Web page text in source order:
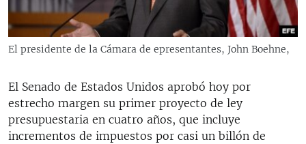
RADIO MARTÍ
ESPECIALES
LA REALIDAD DE LA VIVIENDA EN CUBA
SER VIEJO EN CUBA
KENTU-CUBANO
EDITORIALES
SÍGUENOS
El presidente de la Cámara de epresentantes, John Boehne,
El Senado de Estados Unidos aprobó hoy por
estrecho margen su primer proyecto de ley
presupuestaria en cuatro años, que incluye
incrementos de impuestos por casi un billón de